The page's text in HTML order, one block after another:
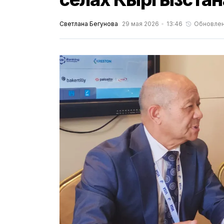
Светлана Бегунова 29 мая 2026 13:46